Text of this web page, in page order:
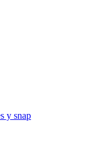
y snap